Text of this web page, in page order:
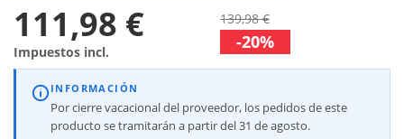
111,98 €
Impuestos incl.
139,98 €
-20%
INFORMACIÓN
Por cierre vacacional del proveedor, los pedidos de este
producto se tramitarán a partir del 31 de agosto.